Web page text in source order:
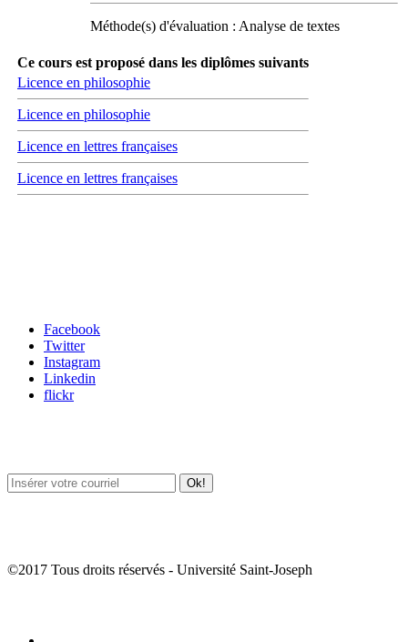
Méthode(s) d'évaluation : Analyse de textes
Ce cours est proposé dans les diplômes suivants
Licence en philosophie
Licence en philosophie
Licence en lettres françaises
Licence en lettres françaises
Facebook
Twitter
Instagram
Linkedin
flickr
©2017 Tous droits réservés - Université Saint-Joseph